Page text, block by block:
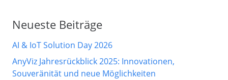
Neueste Beiträge
AI & IoT Solution Day 2026
AnyViz Jahresrückblick 2025: Innovationen,
Souveränität und neue Möglichkeiten